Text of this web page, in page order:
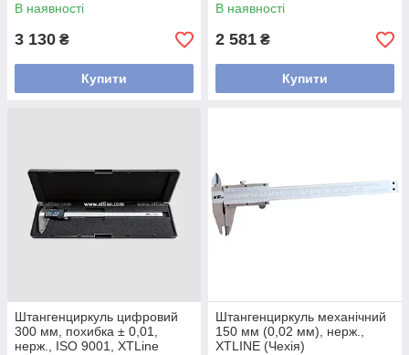
В наявності
3 130 ₴
Купити
В наявності
2 581 ₴
Купити
Штангенциркуль цифровий
300 мм, похибка ± 0,01,
нерж., ISO 9001, XTLine
Штангенциркуль механічний
150 мм (0,02 мм), нерж.,
XTLINE (Чехія)